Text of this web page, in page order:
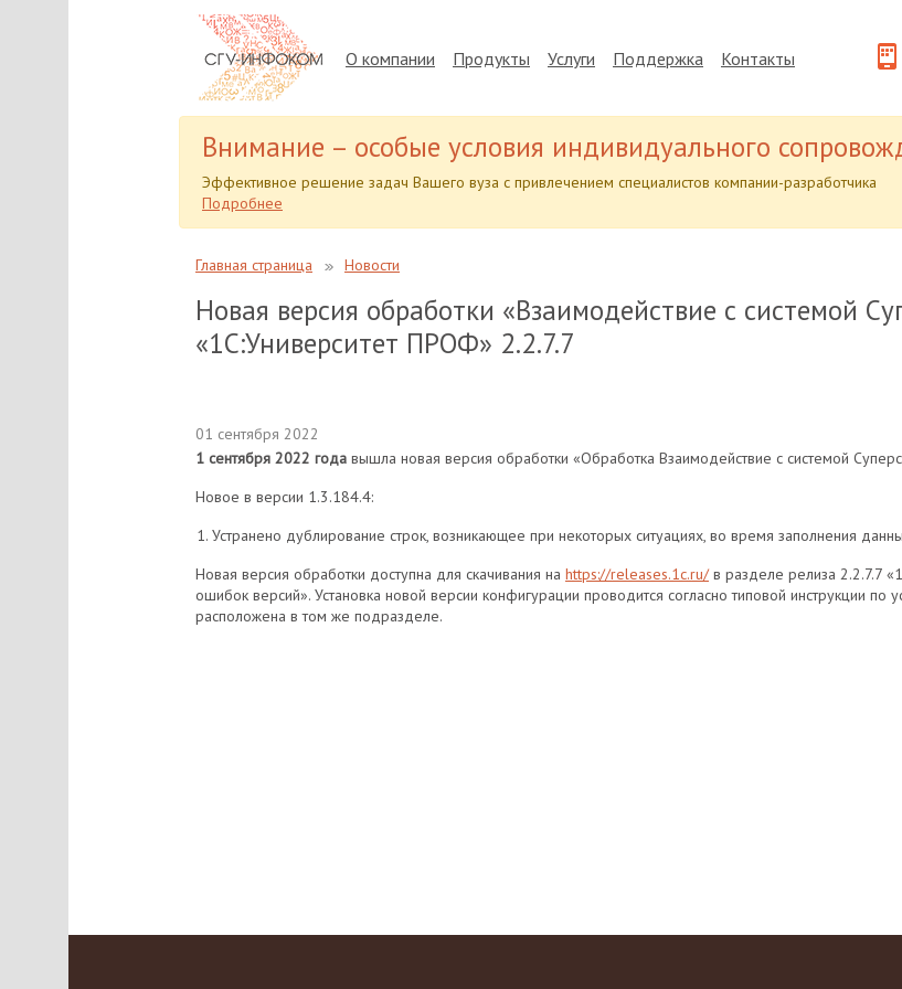
О компании Продукты Услуги Поддержка Контакты
Внимание – особые условия индивидуального
Эффективное решение задач Вашего вуза с привлечением специалистов компании-разработчика
Подробнее
Главная страница Новости
Новая версия обработки «Взаимодействие с системой
«1С:Университет ПРОФ» 2.2.7.7
01 сентября 2022
1 сентября 2022 года вышла новая версия обработки «Обработка Взаимодействие с системой
Новое в версии 1.3.184.4:
Устранено дублирование строк, возникающее при некоторых ситуациях, во время заполнения
Новая версия обработки доступна для скачивания на https://releases.1c.ru/в разделе релиза 2.2.7.7
ошибок версий». Установка новой версии конфигурации проводится согласно типовой инструкции по
расположена в том же подразделе.